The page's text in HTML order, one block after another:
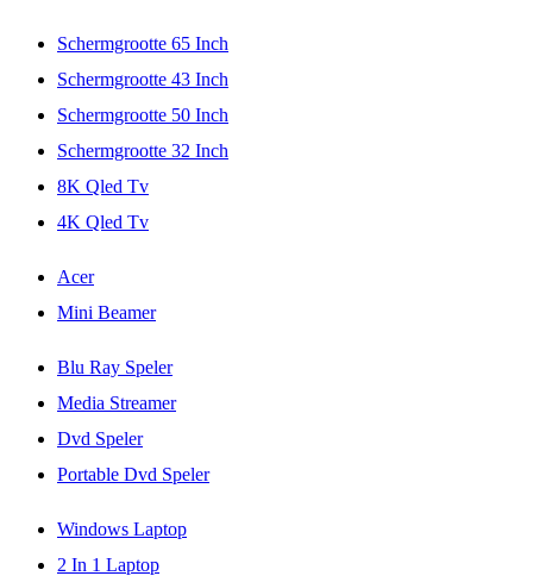
Schermgrootte 65 Inch
Schermgrootte 43 Inch
Schermgrootte 50 Inch
Schermgrootte 32 Inch
8K Qled Tv
4K Qled Tv
Acer
Mini Beamer
Blu Ray Speler
Media Streamer
Dvd Speler
Portable Dvd Speler
Windows Laptop
2 In 1 Laptop